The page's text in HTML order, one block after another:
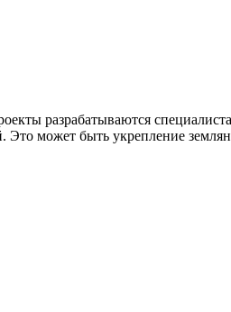
разрабатываются
Это может быть укрепление